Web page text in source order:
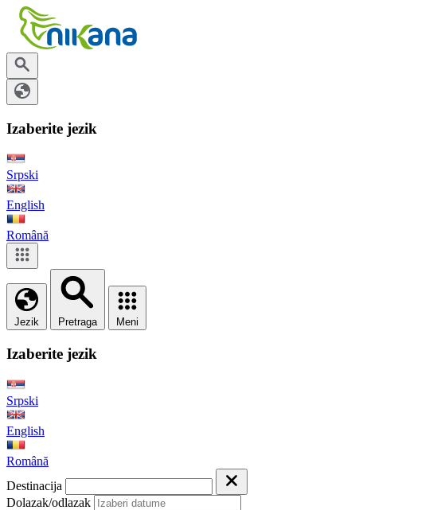
Izaberite jezik
Srpski
English
Română
Jezik Pretraga Meni
Izaberite jezik
Srpski
English
Română
Destinacija
Dolazak/odlazak